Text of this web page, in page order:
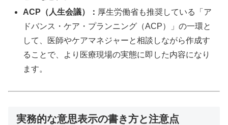
ACP（人生会議）： 厚生労働省も推奨している「ア
ドバンス・ケア・プランニング（ACP）」の一環と
して、医師やケアマネジャーと相談しながら作成す
ることで、より医療現場の実態に即した内容になり
ます。
実務的な意思表示の書き方と注意点